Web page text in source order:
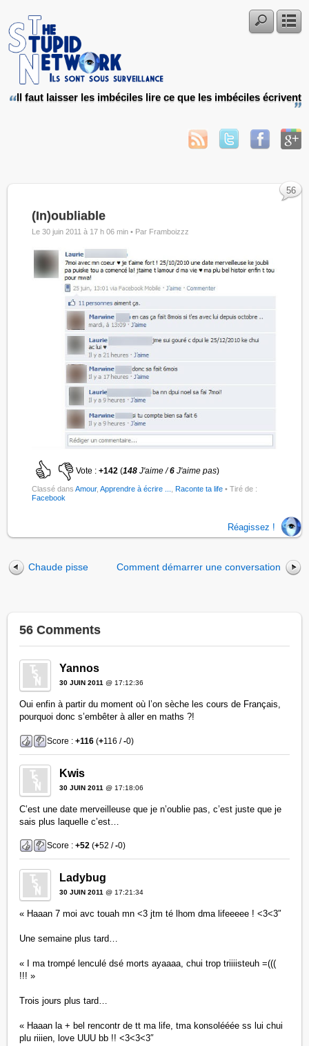
Il faut laisser les imbéciles lire ce que les imbéciles écrivent
(In)oubliable
Le 30 juin 2011 à 17 h 06 min • Par Framboizzz
Vote :+142 (148J'aime /6 J'aime pas)
Classé dansAmour,Apprendre à écrire ... Raconte ta life
56
• Tiré de :
Facebook
Réagissez !
Chaude pisse Comment démarrer une conversation
56 Comments
Yannos
30 JUIN 2011 @ 17:12:36
Oui enfin à partir du moment où l’on sèche les cours de Français,
pourquoi donc s’embêter à aller en maths ?!
Score :+116 (+116 /-0)
Kwis
30 JUIN 2011 @ 17:18:06
C’est une date merveilleuse que je n’oublie pas, c’est juste que je
sais plus laquelle c’est…
Score :+52 (+52 /-0)
Ladybug
30 JUIN 2011 @ 17:21:34
« Haaan 7 moi avc touah mn <3 jtm té lhom dma lifeeeee ! <3<3″
Une semaine plus tard…
« I ma trompé lenculé dsé morts ayaaaa, chui trop triiiisteuh =(((
!!! »
Trois jours plus tard…
« Haaan la + bel rencontr de tt ma life, tma konsolééée ss lui chui
plu riiien, love UUU bb !! <3<3<3″